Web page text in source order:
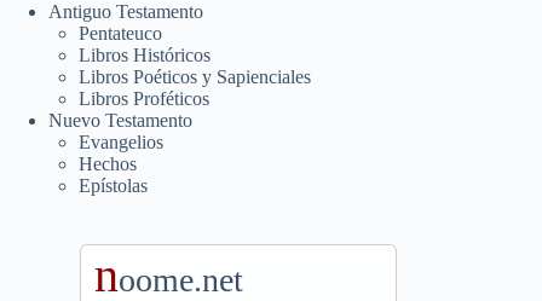
Antiguo Testamento
Pentateuco
Libros Históricos
Libros Poéticos y Sapienciales
Libros Proféticos
Nuevo Testamento
Evangelios
Hechos
Epístolas
noome.net